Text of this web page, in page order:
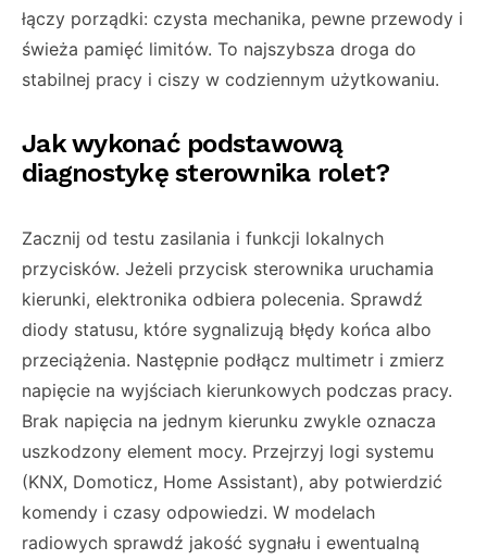
łączy porządki: czysta mechanika, pewne przewody i
świeża pamięć limitów. To najszybsza droga do
stabilnej pracy i ciszy w codziennym użytkowaniu.
Jak wykonać podstawową
diagnostykę sterownika rolet?
Zacznij od testu zasilania i funkcji lokalnych
przycisków. Jeżeli przycisk sterownika uruchamia
kierunki, elektronika odbiera polecenia. Sprawdź
diody statusu, które sygnalizują błędy końca albo
przeciążenia. Następnie podłącz multimetr i zmierz
napięcie na wyjściach kierunkowych podczas pracy.
Brak napięcia na jednym kierunku zwykle oznacza
uszkodzony element mocy. Przejrzyj logi systemu
(KNX, Domoticz, Home Assistant), aby potwierdzić
komendy i czasy odpowiedzi. W modelach
radiowych sprawdź jakość sygnału i ewentualną